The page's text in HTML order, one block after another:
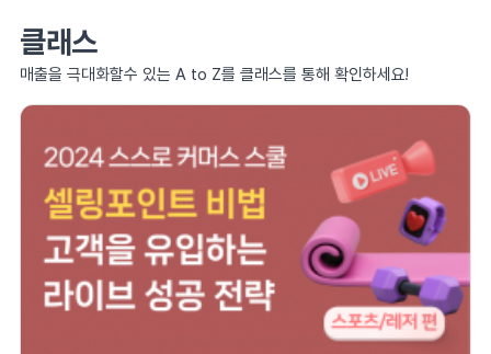
클래스
매출을 극대화할수 있는 A to Z를 클래스를 통해 확인하세요!